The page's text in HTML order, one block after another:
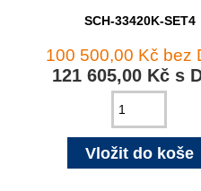
SCH-33420K-SET4
100 500,00 Kč bez
121 605,00 Kč s